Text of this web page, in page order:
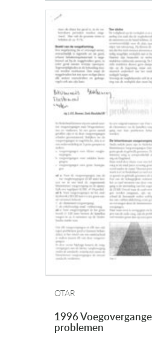
OTAR
1996
problemen